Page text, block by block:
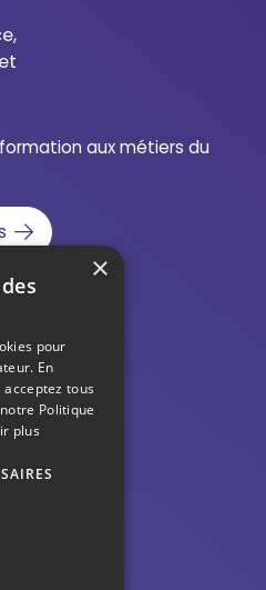
aux métiers du
×
pour
En
tous
Politique
plus